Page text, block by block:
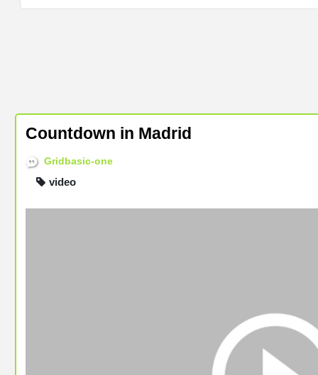
Countdown in Madrid
Gridbasic-one
video